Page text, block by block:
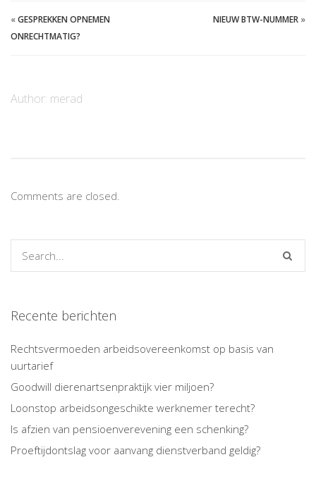
«GESPREKKEN OPNEMEN
ONRECHTMATIG?
NIEUW BTW-NUMMER »
Author: merad
Comments are closed.
Recente berichten
Rechtsvermoeden arbeidsovereenkomst op basis van
uurtarief
Goodwill dierenartsenpraktijk vier miljoen?
Loonstop arbeidsongeschikte werknemer terecht?
Is afzien van pensioenverevening een schenking?
Proeftijdontslag voor aanvang dienstverband geldig?